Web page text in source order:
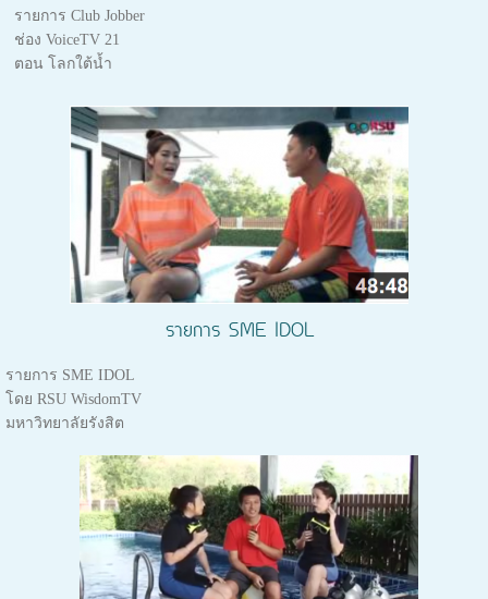
รายการ Club Jobber
ช่อง VoiceTV 21
ตอน โลกใต้น้ำ
รายการ SME IDOL
รายการ SME IDOL
โดย RSU WisdomTV
มหาวิทยาลัยรังสิต